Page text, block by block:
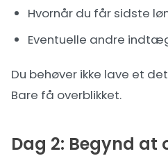
Hvornår du får sidste
Eventuelle andre
Du behøver ikke lave et
Bare få overblikket.
Dag 2: Begynd at